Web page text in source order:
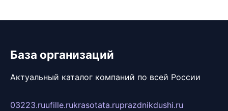
База организаций
Актуальный каталог компаний по всей России
03223.ruufille.rukrasotata.ruprazdnikdushi.ru